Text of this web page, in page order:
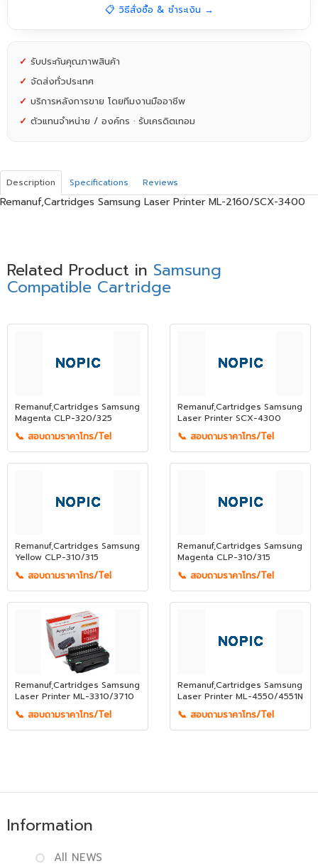
📋 วิธีสั่งซื้อ & ชำระเงิน →
✓ รับประกันคุณภาพสินค้า
✓ จัดส่งทั่วประเทศ
✓ บริการหลังการขาย โดยทีมงานมืออาชีพ
✓ ตัวแทนจำหน่าย / องค์กร · รับเครดิตเทอม
Description Specifications Reviews
Remanuf,Cartridges Samsung Laser Printer ML-2160/SCX-3400
Related Product in Samsung
Compatible Cartridge
Remanuf,Cartridges Samsung
Magenta CLP-320/325
📞 สอบถามราคาโทร/Tel
Remanuf,Cartridges Samsung
Laser Printer SCX-4300
📞 สอบถามราคาโทร/Tel
Remanuf,Cartridges Samsung
Yellow CLP-310/315
📞 สอบถามราคาโทร/Tel
Remanuf,Cartridges Samsung
Magenta CLP-310/315
📞 สอบถามราคาโทร/Tel
Remanuf,Cartridges Samsung
Laser Printer ML-3310/3710
📞 สอบถามราคาโทร/Tel
Remanuf,Cartridges Samsung
Laser Printer ML-4550/4551N
📞 สอบถามราคาโทร/Tel
Information
All NEWS